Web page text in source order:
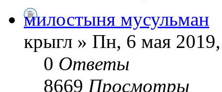
милостыня мусульман
крыгл » Пн, 6 мая
0 Ответы
8669 Просмотры